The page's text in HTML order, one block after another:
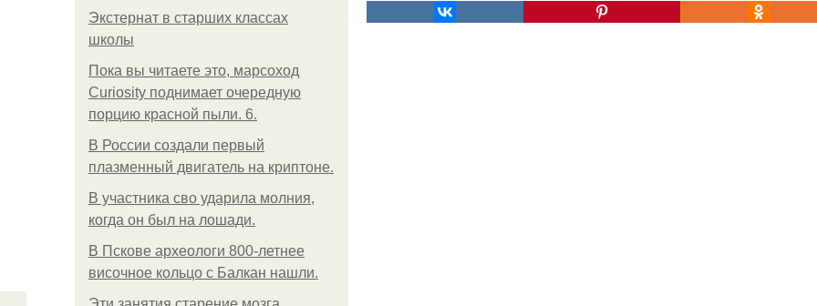
Экстернат в старших классах
школы
Пока вы читаете это, марсоход
Curiosity поднимает очередную
порцию красной пыли. 6.
В России создали первый
плазменный двигатель на криптоне.
В участника сво ударила молния,
когда он был на лошади.
В Пскове археологи 800-летнее
височное кольцо с Балкан нашли.